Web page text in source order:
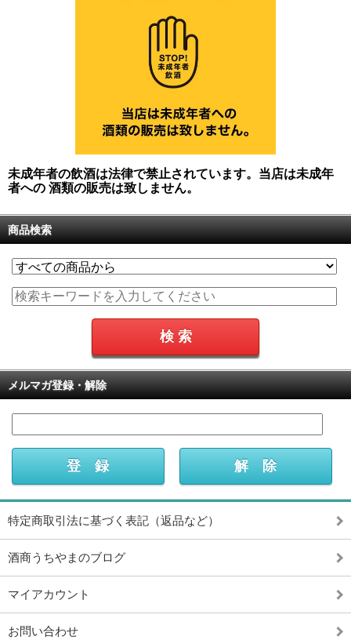
未成年者の飲酒は法律で禁止されています。当店は未成年
者への 酒類の販売は致しません。
商品検索
メルマガ登録・解除
特定商取引法に基づく表記（返品など）
酒商うちやまのブログ
マイアカウント
お問い合わせ